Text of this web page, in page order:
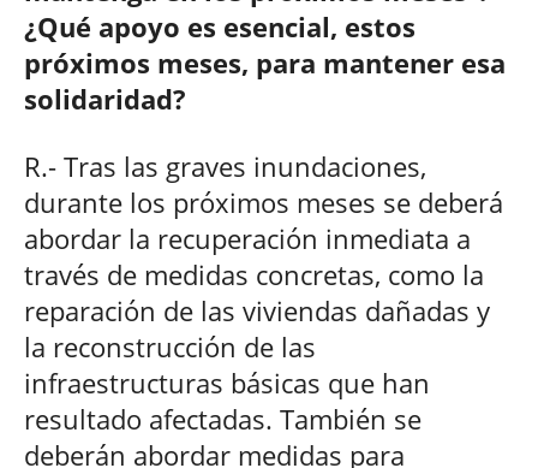
¿Qué apoyo es esencial, estos
próximos meses, para mantener esa
solidaridad?
R.- Tras las graves inundaciones,
durante los próximos meses se deberá
abordar la recuperación inmediata a
través de medidas concretas, como la
reparación de las viviendas dañadas y
la reconstrucción de las
infraestructuras básicas que han
resultado afectadas. También se
deberán abordar medidas para